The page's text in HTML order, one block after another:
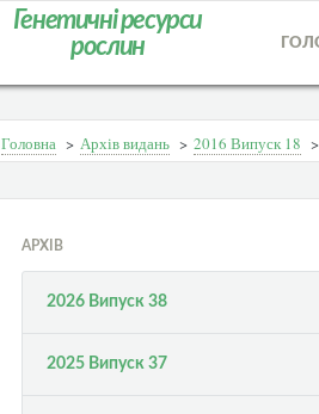
Генетичні ресурси
рослин
Головна > Архів видань > 2016 Випуск 18 >
АРХІВ
2026 Випуск 38
2025 Випуск 37